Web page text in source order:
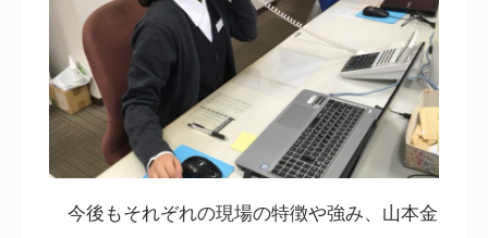
今後もそれぞれの現場の特徴や強み、山本金